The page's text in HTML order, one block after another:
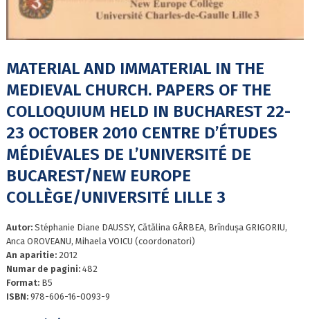
MATERIAL AND IMMATERIAL IN THE
MEDIEVAL CHURCH. PAPERS OF THE
COLLOQUIUM HELD IN BUCHAREST 22-
23 OCTOBER 2010 CENTRE D’ÉTUDES
MÉDIÉVALES DE L’UNIVERSITÉ DE
BUCAREST/NEW EUROPE
COLLÈGE/UNIVERSITÉ LILLE 3
Autor: Stéphanie Diane DAUSSY, Cătălina GÂRBEA, Brîndușa GRIGORIU,
Anca OROVEANU, Mihaela VOICU (coordonatori)
An aparitie: 2012
Numar de pagini: 482
Format: B5
ISBN: 978-606-16-0093-9